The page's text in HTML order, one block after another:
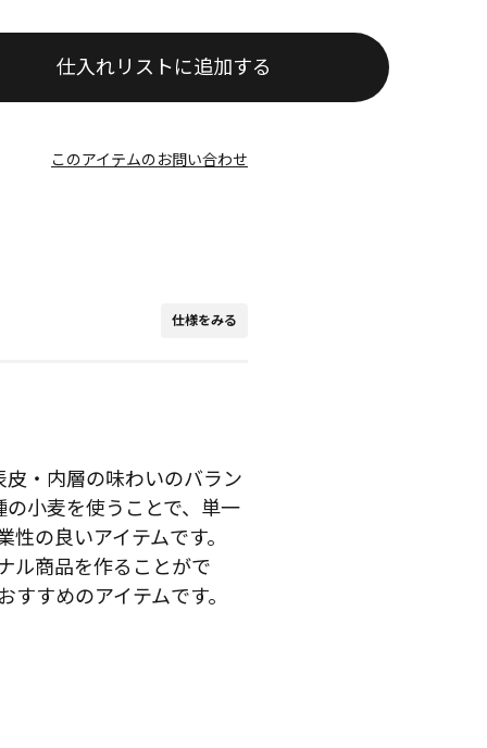
仕入れリストに追加する
このアイテムのお問い合わせ
仕様をみる
・内層の味わいのバラン
小麦を使うことで、単一
の良いアイテムです。
ル商品を作ることがで
すめのアイテムです。